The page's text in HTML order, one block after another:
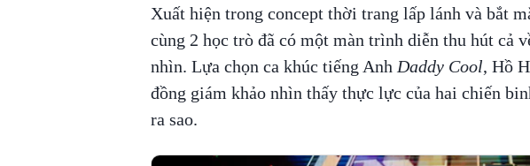
Xuất hiện trong concept thời trang lấp lánh và bắt
cùng 2 học trò đã có một màn trình diễn thu hút cả
nhìn. Lựa chọn ca khúc tiếng Anh Daddy Cool, Hồ
đồng giám khảo nhìn thấy thực lực của hai chiến
ra sao.